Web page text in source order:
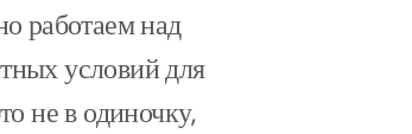
работаем над
условий для
не в одиночку,